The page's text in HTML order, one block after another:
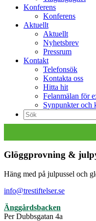
Konferens
Konferens
Aktuellt
Aktuellt
Nyhetsbrev
Pressrum
Kontakt
Telefonsök
Kontakta oss
Hitta hit
Felanmälan för
Synpunkter och
Sök
efter:
Glöggprovning &
Häng med på julpussel och
info@trestiftelser.se
Änggårdsbacken
Per Dubbsgatan 4a